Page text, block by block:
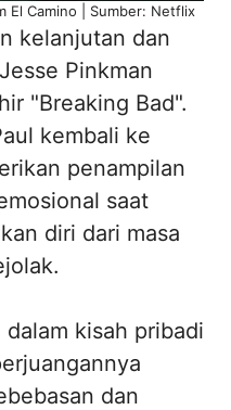
El Camino | Sumber: Netflix
kelanjutan dan
Pinkman
"Breaking Bad".
kembali ke
penampilan
saat
diri dari masa
kisah pribadi
dan